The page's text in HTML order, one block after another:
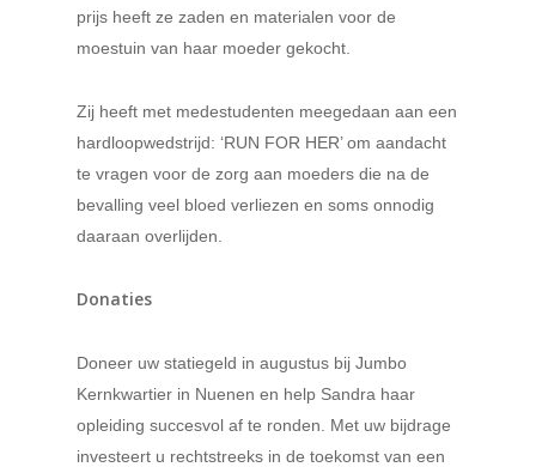
prijs heeft ze zaden en materialen voor de
moestuin van haar moeder gekocht.
Zij heeft met medestudenten meegedaan aan een
hardloopwedstrijd: ‘RUN FOR HER’ om aandacht
te vragen voor de zorg aan moeders die na de
bevalling veel bloed verliezen en soms onnodig
daaraan overlijden.
Donaties
Doneer uw statiegeld in augustus bij Jumbo
Kernkwartier in Nuenen en help Sandra haar
opleiding succesvol af te ronden. Met uw bijdrage
investeert u rechtstreeks in de toekomst van een